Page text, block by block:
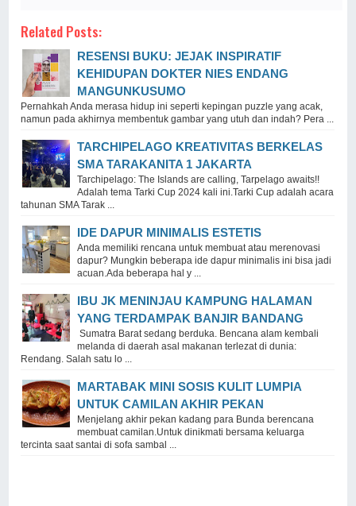
Related Posts:
RESENSI BUKU: JEJAK INSPIRATIF
KEHIDUPAN DOKTER NIES ENDANG
MANGUNKUSUMO
Pernahkah Anda merasa hidup ini seperti kepingan puzzle yang acak,
namun pada akhirnya membentuk gambar yang utuh dan indah? Pera ...
TARCHIPELAGO KREATIVITAS BERKELAS
SMA TARAKANITA 1 JAKARTA
Tarchipelago: The Islands are calling, Tarpelago awaits!!
Adalah tema Tarki Cup 2024 kali ini.Tarki Cup adalah acara
tahunan SMA Tarak ...
IDE DAPUR MINIMALIS ESTETIS
Anda memiliki rencana untuk membuat atau merenovasi
dapur? Mungkin beberapa ide dapur minimalis ini bisa jadi
acuan.Ada beberapa hal y ...
IBU JK MENINJAU KAMPUNG HALAMAN
YANG TERDAMPAK BANJIR BANDANG
Sumatra Barat sedang berduka. Bencana alam kembali
melanda di daerah asal makanan terlezat di dunia:
Rendang. Salah satu lo ...
MARTABAK MINI SOSIS KULIT LUMPIA
UNTUK CAMILAN AKHIR PEKAN
Menjelang akhir pekan kadang para Bunda berencana
membuat camilan.Untuk dinikmati bersama keluarga
tercinta saat santai di sofa sambal ...